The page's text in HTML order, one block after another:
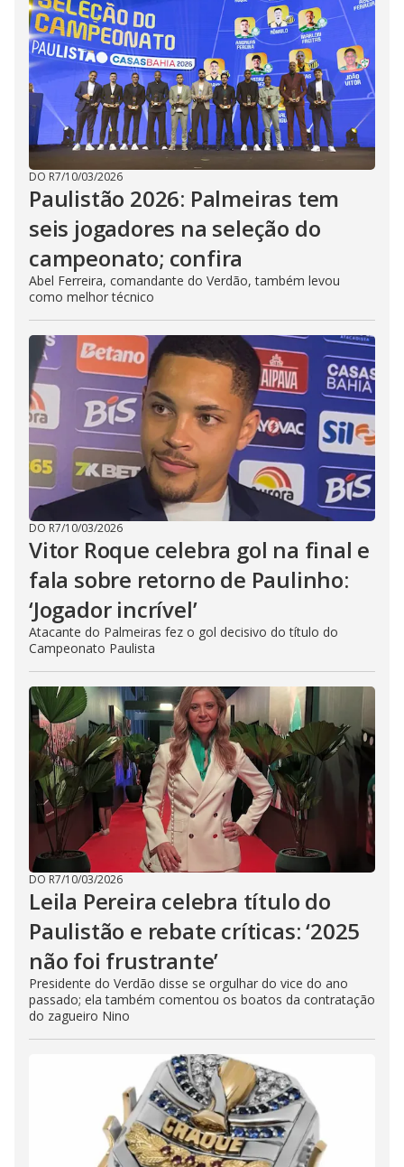
DO R7/10/03/2026
Paulistão 2026: Palmeiras tem
seis jogadores na seleção do
campeonato; confira
Abel Ferreira, comandante do Verdão, também levou
como melhor técnico
DO R7/10/03/2026
Vitor Roque celebra gol na final e
fala sobre retorno de Paulinho:
‘Jogador incrível’
Atacante do Palmeiras fez o gol decisivo do título do
Campeonato Paulista
DO R7/10/03/2026
Leila Pereira celebra título do
Paulistão e rebate críticas: ‘2025
não foi frustrante’
Presidente do Verdão disse se orgulhar do vice do ano
passado; ela também comentou os boatos da contratação
do zagueiro Nino